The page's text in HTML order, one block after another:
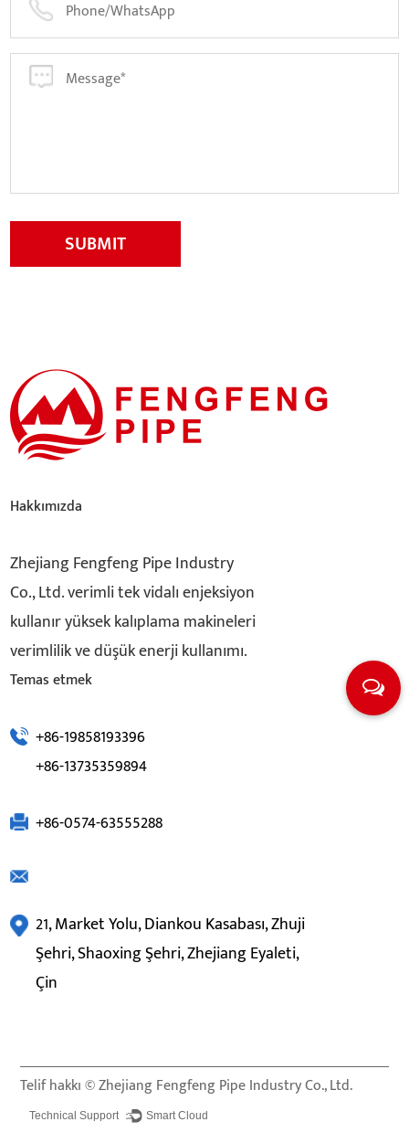
SUBMIT
Hakkımızda
Zhejiang Fengfeng Pipe Industry
Co., Ltd. verimli tek vidalı enjeksiyon
kullanır yüksek kalıplama makineleri
verimlilik ve düşük enerji kullanımı.
Temas etmek
+86-19858193396
+86-13735359894
+86-0574-63555288
21, Market Yolu, Diankou Kasabası, Zhuji
Şehri, Shaoxing Şehri, Zhejiang Eyaleti,
Çin
Telif hakkı ©Zhejiang Fengfeng Pipe Industry Co., Ltd.
Technical Support ： Smart Cloud